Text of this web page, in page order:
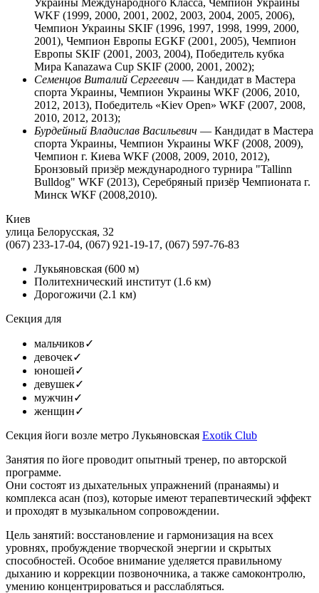
WKF (1999, 2000, 2001, 2002, 2003, 2004, 2005, 2006),
Чемпион Украины SKIF (1996, 1997, 1998, 1999, 2000,
2001), Чемпион Европы EGKF (2001, 2005), Чемпион
Европы SKIF (2001, 2003, 2004), Победитель кубка
Мира Kanazawa Cup SKIF (2000, 2001, 2002);
Семенцов Виталий Сергеевич — Кандидат в Мастера
спорта Украины, Чемпион Украины WKF (2006, 2010,
2012, 2013), Победитель «Kiev Open» WKF (2007, 2008,
2010, 2012, 2013);
Бурдейный Владислав Васильевич — Кандидат в Мастера
спорта Украины, Чемпион Украины WKF (2008, 2009),
Чемпион г. Киева WKF (2008, 2009, 2010, 2012),
Бронзовый призёр международного турнира "Tallinn
Bulldog" WKF (2013), Cеребряный призёр Чемпионата г.
Минск WKF (2008,2010).
Киев
улица Белорусская, 32
(067) 233-17-04, (067) 921-19-17, (067) 597-76-83
Лукьяновская (600 м)
Политехнический институт (1.6 км)
Дорогожичи (2.1 км)
Секция для
мальчиков✓
девочек✓
юношей✓
девушек✓
мужчин✓
женщин✓
Секция йоги возле метро Лукьяновская Exotik Club
Занятия по йоге проводит опытный тренер, по авторской
программе.
Они состоят из дыхательных упражнений (пранаямы) и
комплекса асан (поз), которые имеют терапевтический эффект
и проходят в музыкальном сопровождении.
Цель занятий: восстановление и гармонизация на всех
уровнях, пробуждение творческой энергии и скрытых
способностей. Особое внимание уделяется правильному
дыханию и коррекции позвоночника, а также самоконтролю,
умению концентрироваться и расслабляться.